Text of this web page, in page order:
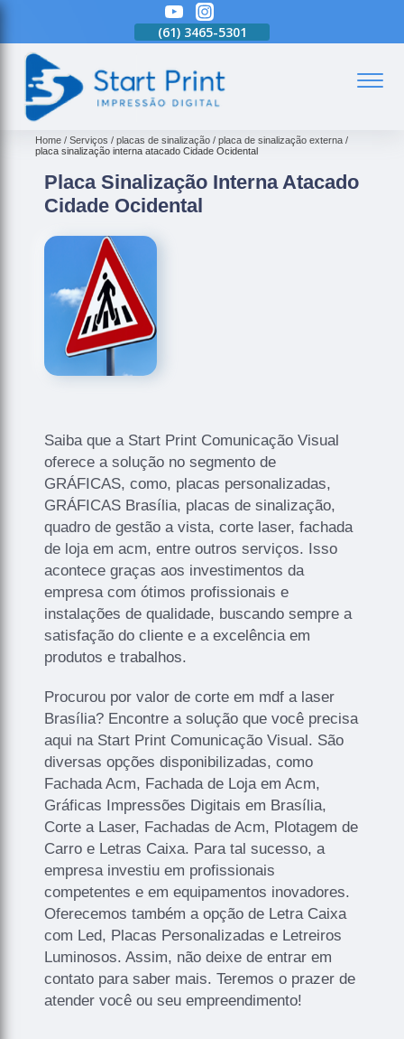
(61) 3465-5301
Home Serviços placas de sinalização
placa de sinalização externa
placa sinalização interna atacado Cidade Ocidental
Placa Sinalização Interna Atacado
Cidade Ocidental
Saiba que a Start Print Comunicação Visual
oferece a solução no segmento de
GRÁFICAS, como, placas personalizadas,
GRÁFICAS Brasília, placas de sinalização,
quadro de gestão a vista, corte laser, fachada
de loja em acm, entre outros serviços. Isso
acontece graças aos investimentos da
empresa com ótimos profissionais e
instalações de qualidade, buscando sempre a
satisfação do cliente e a excelência em
produtos e trabalhos.
Procurou por valor de corte em mdf a laser
Brasília? Encontre a solução que você precisa
aqui na Start Print Comunicação Visual. São
diversas opções disponibilizadas, como
Fachada Acm, Fachada de Loja em Acm,
Gráficas Impressões Digitais em Brasília,
Corte a Laser, Fachadas de Acm, Plotagem de
Carro e Letras Caixa. Para tal sucesso, a
empresa investiu em profissionais
competentes e em equipamentos inovadores.
Oferecemos também a opção de Letra Caixa
com Led, Placas Personalizadas e Letreiros
Luminosos. Assim, não deixe de entrar em
contato para saber mais. Teremos o prazer de
atender você ou seu empreendimento!